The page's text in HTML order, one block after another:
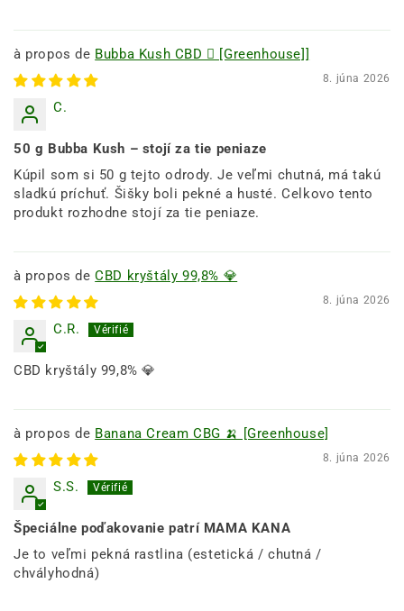
Bubba Kush CBD 🺧 [Greenhouse]]
8. júna 2026
C.
50 g Bubba Kush – stojí za tie peniaze
Kúpil som si 50 g tejto odrody. Je veľmi chutná, má takú
sladkú príchuť. Šišky boli pekné a husté. Celkovo tento
produkt rozhodne stojí za tie peniaze.
CBD kryštály 99,8% 💎
8. júna 2026
C.R.
CBD kryštály 99,8% 💎
Banana Cream CBG 🍌 [Greenhouse]
8. júna 2026
S.S.
Špeciálne poďakovanie patrí MAMA KANA
Je to veľmi pekná rastlina (estetická / chutná /
chvályhodná)